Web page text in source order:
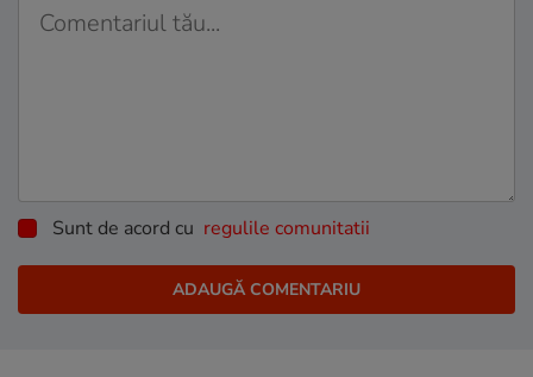
Sunt de acord cu regulile comunitatii